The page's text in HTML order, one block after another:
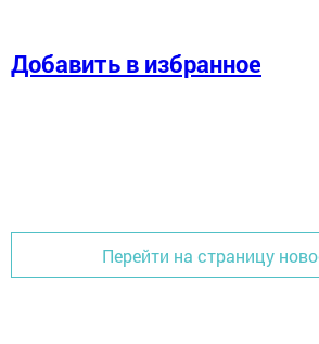
Добавить в избранное
Перейти на страницу